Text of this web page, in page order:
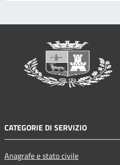
CATEGORIE DI SERVIZIO
Anagrafe e stato civile